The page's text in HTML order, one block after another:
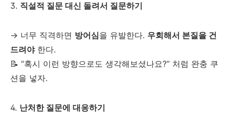
3. 직설적 질문 대신 돌려서 질문하기
→ 너무 직격하면 방어심을 유발한다. 우회해서 본질을 건
드려야한다.
📝 “혹시 이런 방향으로도 생각해보셨나요?” 처럼 완충 쿠
션을 넣자.
4. 난처한 질문에 대응하기